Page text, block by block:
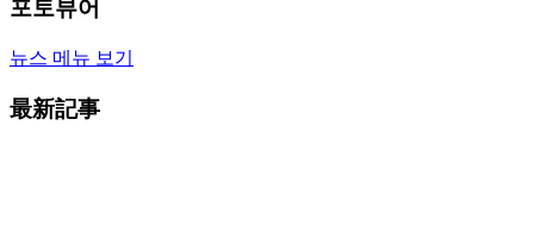
포토뷰어
뉴스 메뉴 보기
最新記事